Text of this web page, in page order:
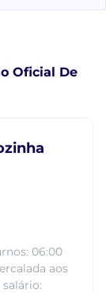
Oficial De
06:00
aos